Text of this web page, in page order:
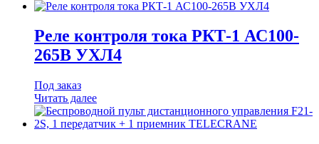
Реле контроля тока РКТ-1 АС100-
265В УХЛ4
Под заказ
Читать далее